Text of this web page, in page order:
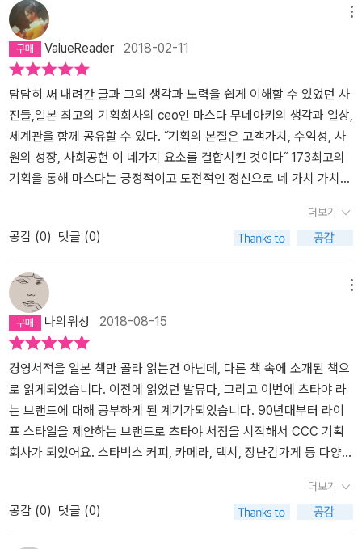
회원 수만 일본 국민의 절반 수준인 6,000만 명을 보유하고 있는 기
업이기에 도대체 무슨 차이를 가지고 있는지 궁금할 수밖에 없었다.
《취향을 설계하는 곳, 츠타야》는 츠타야의 창업자인 마스다 무네아키
의 블로그 포스팅을 발췌하여 묶어낸 책이다. 저자가 쓴 다양한 글들
을 경영, 조직, 기획, 가치, 시선이라는 다섯 가지 주제로 편철한 것이
라 보면 된다.솔직히 말해 내용은 재미있지 않다. 경제경영이나 MBA
와 관련된 서적을 읽어본 이들은 '똑같은 소리하네'라는 말이 절로 나
올 거다. 츠타야가 성장하며 가졌던 경영 방침은 여타 세계적인 기업
들과 다를 바 없는 일관된 말을 한다. 바로 '고객만족'이다. 1982년 3
까지 마스다 무네아키가 고집한 경영철학의 바탕에는 고객만족을 위
한 노력과 고민이 관통하고 있다. 그렇기 때문에 30년이 넘는 기간 동
안 츠타야가 생존하고 성장할 수 있던 배경이 되었다고 본다.이 책을
통해 우리 팀원들이 자극을 받고 방향성을 갖는 기회로 삼길 바랐다.
하루아침에 조직의 체질 개선이 될 수 없음을 잘 알지만 어느 기업 못
지 않게 변화할 수 있는 기회가 되길 바랐다. 개인이 변화하면 조직의
변화는 당연히 따라오게 마련이다. 한 걸음씩 나아가며 츠타야처럼
성장해보고자 한다.
ValueReader 2018-02-11
담담히 써 내려간 글과 그의 생각과 노력을 쉽게 이해할 수 있었던 사
진들,일본 최고의 기획회사의 ceo인 마스다 무네아키의 생각과 일상,
세계관을 함께 공유할 수 있다. ˝기획의 본질은 고객가치, 수익성, 사
원의 성장, 사회공헌 이 네가지 요소를 결합시킨 것이다˝ 173최고의
기획을 통해 마스다는 긍정적이고 도전적인 정신으로 네 가치 가치를
프스타일이 보다 풍요로워 지고 사회가 건강해지는 것을 목표로 하고
있다. 그의 생각이 기업을 하는 하나의 방식이기는 하지만, 그래서 단
하나의 정답이 아닐 수는 있지만 바른 방향성임을 공감하며 책을 읽
어나갔다.그리고 그의 글, 생각을 더 읽고싶어 몇 가지 책을 더 읽기로
했다. 기회가 닿는다면 일본에 가서 그의 성취를 경험해보고싶다.
더보기
공감 (0) 댓글 (0)
나의위성 2018-08-15
경영서적을 일본 책만 골라 읽는건 아닌데, 다른 책 속에 소개된 책으
로 읽게되었습니다. 이전에 읽었던 발뮤다, 그리고 이번에 츠타야 라
는 브랜드에 대해 공부하게 된 계기가되었습니다. 90년대부터 라이
프 스타일을 제안하는 브랜드로 츠타야 서점을 시작해서 CCC 기획
회사가 되었어요. 스타벅스 커피, 카메라, 택시, 장난감가게 등 다양한
도 있는데 <생활제안>이라는 앞선생각을 가졌었다고 생각합니다 :)
지금 한국의 교보문고나 핫트랙스같이 책도 읽고 쇼핑도 하고 커피도
마시는 공간처럼요. 눈앞의 이익보다는 고객중심의 기획과 구성으로
더보기
공감 (0) 댓글 (0)